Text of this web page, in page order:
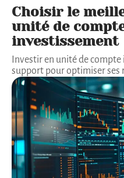
Choisir le
unité de
investissement
Investir en unité de
support pour optimiser ses